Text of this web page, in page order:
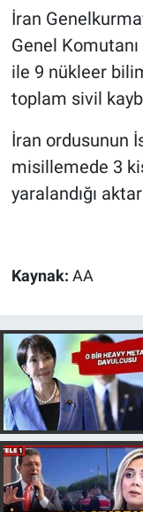
İran
Genel
ile 9 nükleer
toplam sivil
İran ordusunun
misillemede 3
yaralandığı
Kaynak: AA
Türkiye'nin
Yerel Yaşam
Canlı Yayın